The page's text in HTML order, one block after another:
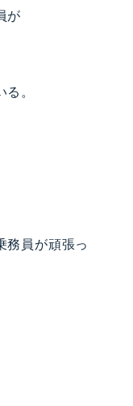
が
。
務員が頑張っ